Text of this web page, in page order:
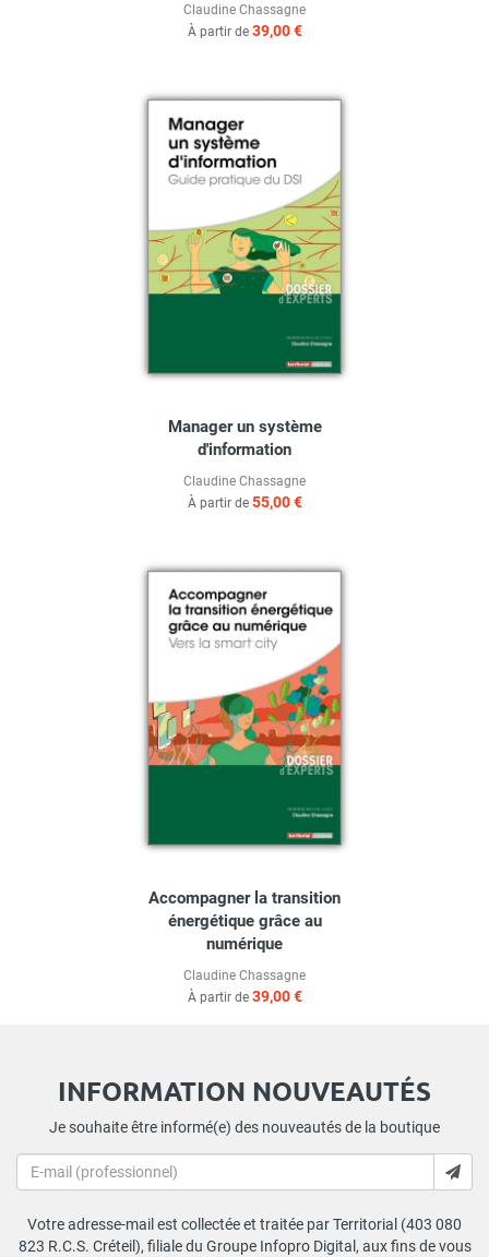
Claudine Chassagne
À partir de 39,00 €
Manager un système
d'information
Claudine Chassagne
À partir de 55,00 €
Accompagner la transition
énergétique grâce au
numérique
Claudine Chassagne
À partir de 39,00 €
INFORMATION NOUVEAUTÉS
Je souhaite être informé(e) des nouveautés de la boutique
Votre adresse-mail est collectée et traitée par Territorial (403 080
823 R.C.S. Créteil), filiale du Groupe Infopro Digital, aux fins de vous